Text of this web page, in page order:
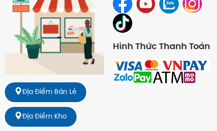
Địa Điểm Bán Lẻ
Địa Điểm Kho
Hình Thức Thanh Toán